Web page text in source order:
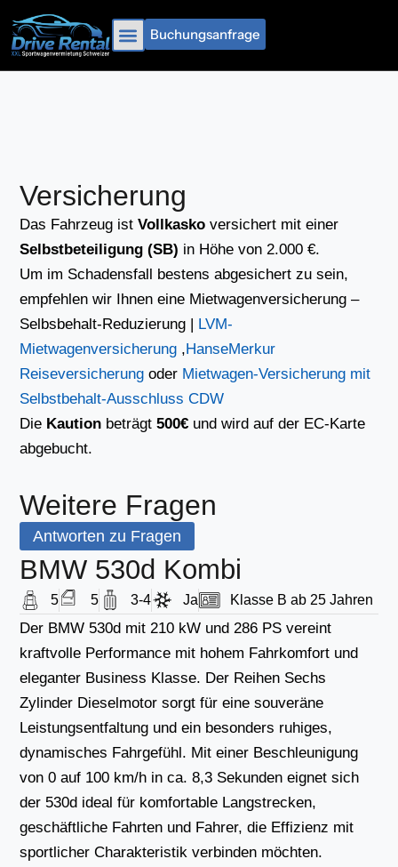
Inhalt
springen
Buchungsanfrage
Versicherung
Das Fahrzeug istVollkasko versichert mit einer
Selbstbeteiligung (SB) in Höhe von 2.000 €.
Um im Schadensfall bestens abgesichert zu sein,
empfehlen wir Ihnen eine Mietwagenversicherung –
Selbsbehalt-Reduzierung | LVM-
Mietwagenversicherung ,HanseMerkur
Reiseversicherung oder Mietwagen-Versicherung mit
Selbstbehalt-Ausschluss CDW
Die Kaution beträgt500€ und wird auf der EC-Karte
abgebucht.
Weitere Fragen
Antworten zu Fragen
BMW 530d Kombi
5 5 3-4 Ja Klasse B ab 25 Jahren
Der BMW 530d mit 210 kW und 286 PS vereint
kraftvolle Performance mit hohem Fahrkomfort und
eleganter Business Klasse. Der Reihen Sechs
Zylinder Dieselmotor sorgt für eine souveräne
Leistungsentfaltung und ein besonders ruhiges,
dynamisches Fahrgefühl. Mit einer Beschleunigung
von 0 auf 100 km/h in ca. 8,3 Sekunden eignet sich
der 530d ideal für komfortable Langstrecken,
geschäftliche Fahrten und Fahrer, die Effizienz mit
sportlicher Charakteristik verbinden möchten.